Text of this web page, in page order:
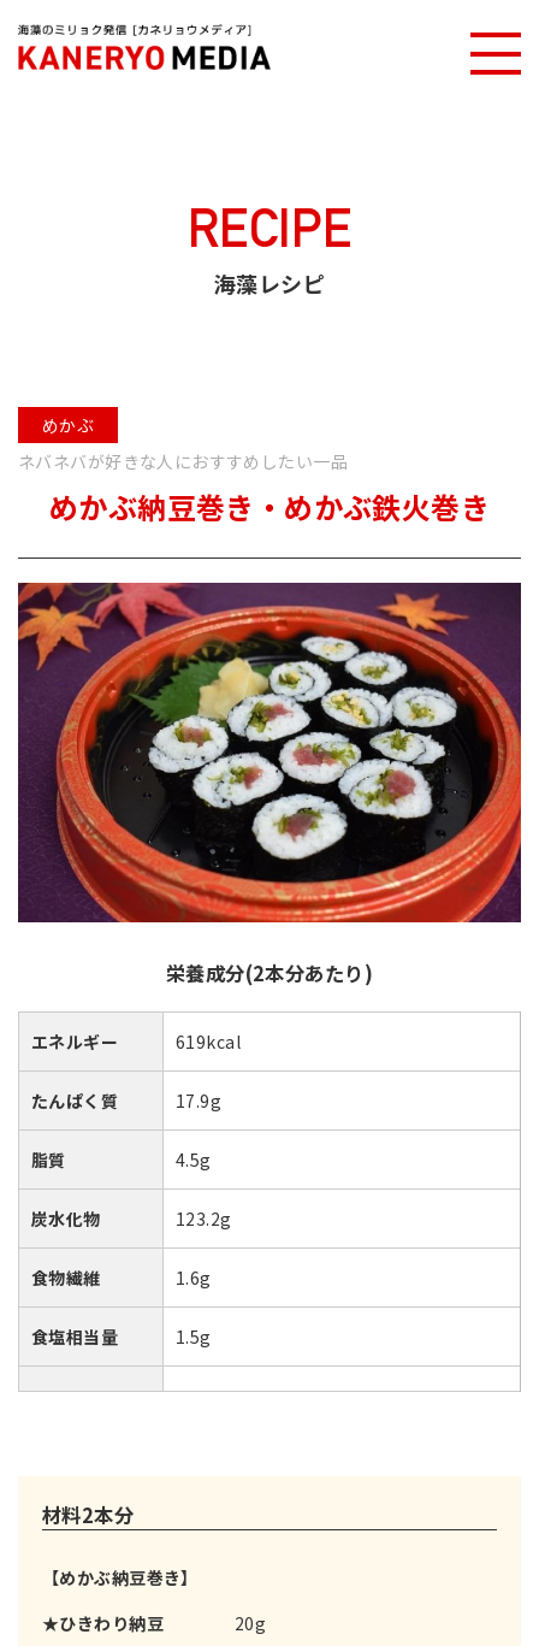
カネリョウメディアTOP
海藻レシピ
RECIPE
海藻レシピ
めかぶ
ネバネバが好きな人におすすめしたい一品
めかぶ納豆巻き・めかぶ鉄火巻き
栄養成分(2本分あたり)
エネルギー 619kcal
たんぱく質 17.9g
脂質 4.5g
炭水化物 123.2g
食物繊維 1.6g
食塩相当量 1.5g
材料2本分
【めかぶ納豆巻き】
★ひきわり納豆
20g